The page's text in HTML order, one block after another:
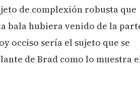
de complexión robusta que
bala hubiera venido de la
occiso sería el sujeto que se
de Brad como lo muestra